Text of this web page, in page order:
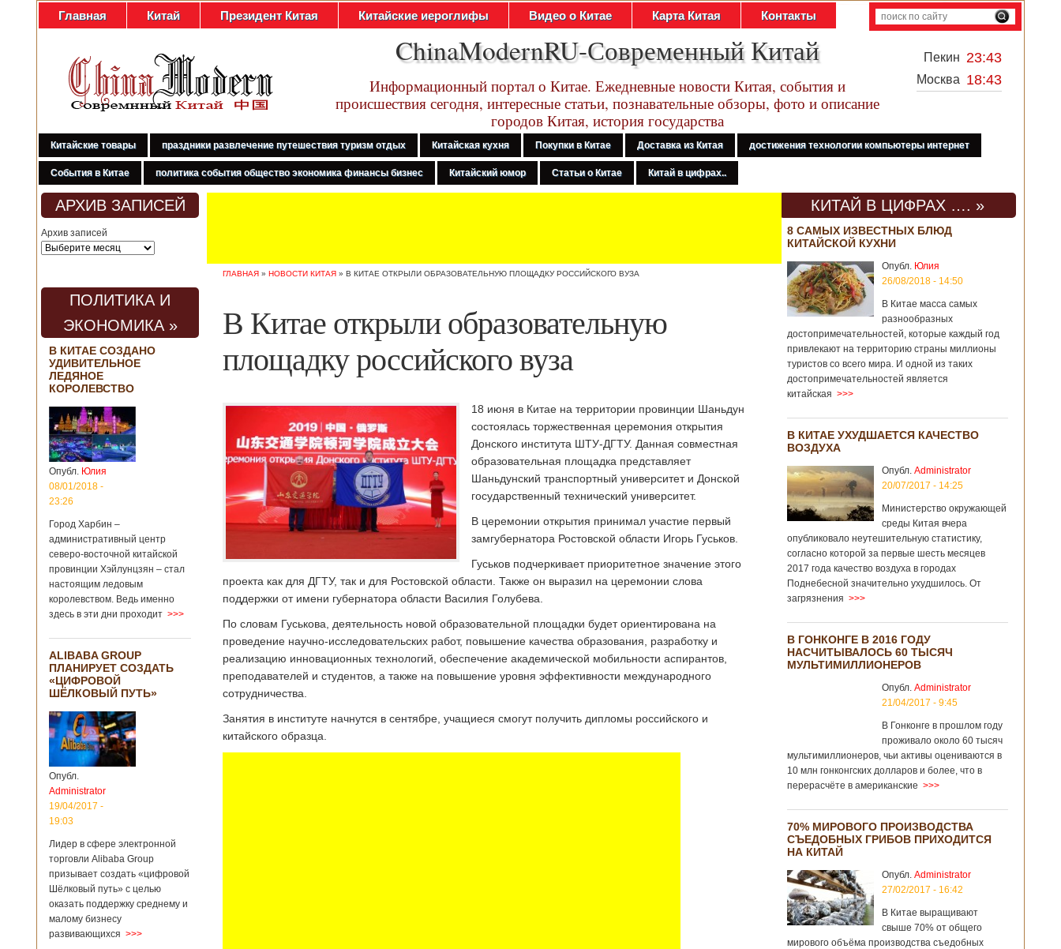
Главная Китай Президент Китая Китайские иероглифы Видео о Китае Карта Китая Контакты
ChinaModernRU-Современный Китай
Информационный портал о Китае. Ежедневные новости Китая, события и
происшествия сегодня, интересные статьи, познавательные обзоры, фото и описание
городов Китая, история государства
Пекин 23:43
Москва 18:43
Китайские товары праздники развлечение путешествия туризм отдых Китайская кухня Покупки в Китае Доставка из Китая достижения технологии компьютеры интернет
События в Китае политика события общество экономика финансы бизнес Китайский юмор Статьи о Китае Китай в цифрах..
АРХИВ ЗАПИСЕЙ
Архив записей
ПОЛИТИКА И
ЭКОНОМИКА »
В КИТАЕ СОЗДАНО
УДИВИТЕЛЬНОЕ
ЛЕДЯНОЕ
КОРОЛЕВСТВО
Опубл. Юлия
08/01/2018 -
23:26
Город Харбин –
административный центр
северо-восточной китайской
провинции Хэйлунцзян – стал
настоящим ледовым
королевством. Ведь именно
здесь в эти дни проходит >>>
ALIBABA GROUP
ПЛАНИРУЕТ СОЗДАТЬ
«ЦИФРОВОЙ
ШЁЛКОВЫЙ ПУТЬ»
Опубл.
Administrator
19/04/2017 -
19:03
Лидер в сфере электронной
торговли Alibaba Group
призывает создать «цифровой
Шёлковый путь» с целью
оказать поддержку среднему и
малому бизнесу
развивающихся >>>
ГЛАВНАЯ » НОВОСТИ КИТАЯ » В КИТАЕ ОТКРЫЛИ ОБРАЗОВАТЕЛЬНУЮ ПЛОЩАДКУ РОССИЙСКОГО ВУЗА
В Китае открыли образовательную
площадку российского вуза
18 июня в Китае на территории провинции Шаньдун
состоялась торжественная церемония открытия
Донского института ШТУ-ДГТУ. Данная совместная
образовательная площадка представляет
Шаньдунский транспортный университет и Донской
государственный технический университет.
В церемонии открытия принимал участие первый
замгубернатора Ростовской области Игорь Гуськов.
Гуськов подчеркивает приоритетное значение этого
проекта как для ДГТУ, так и для Ростовской области. Также он выразил на церемонии слова
поддержки от имени губернатора области Василия Голубева.
По словам Гуськова, деятельность новой образовательной площадки будет ориентирована на
проведение научно-исследовательских работ, повышение качества образования, разработку и
реализацию инновационных технологий, обеспечение академической мобильности аспирантов,
преподавателей и студентов, а также на повышение уровня эффективности международного
сотрудничества.
Занятия в институте начнутся в сентябре, учащиеся смогут получить дипломы российского и
китайского образца.
КИТАЙ В ЦИФРАХ …. »
8 САМЫХ ИЗВЕСТНЫХ БЛЮД
КИТАЙСКОЙ КУХНИ
Опубл. Юлия
26/08/2018 - 14:50
В Китае масса самых
разнообразных
достопримечательностей, которые каждый год
привлекают на территорию страны миллионы
туристов со всего мира. И одной из таких
достопримечательностей является
китайская >>>
В КИТАЕ УХУДШАЕТСЯ КАЧЕСТВО
ВОЗДУХА
Опубл. Administrator
20/07/2017 - 14:25
Министерство окружающей
среды Китая вчера
опубликовало неутешительную статистику,
согласно которой за первые шесть месяцев
2017 года качество воздуха в городах
Поднебесной значительно ухудшилось. От
загрязнения >>>
В ГОНКОНГЕ В 2016 ГОДУ
НАСЧИТЫВАЛОСЬ 60 ТЫСЯЧ
МУЛЬТИМИЛЛИОНЕРОВ
Опубл. Administrator
21/04/2017 - 9:45
В Гонконге в прошлом году
проживало около 60 тысяч
мультимиллионеров, чьи активы оцениваются в
10 млн гонконгских долларов и более, что в
перерасчёте в американские >>>
70% МИРОВОГО ПРОИЗВОДСТВА
СЪЕДОБНЫХ ГРИБОВ ПРИХОДИТСЯ
НА КИТАЙ
Опубл. Administrator
27/02/2017 - 16:42
В Китае выращивают
свыше 70% от общего
мирового объёма производства съедобных